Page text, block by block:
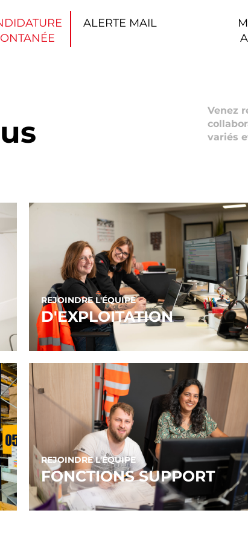
ALERTE MAIL
Venez
variés
REJOINDRE L'ÉQUIPE
D'EXPLOITATION
REJOINDRE L'ÉQUIPE
FONCTIONS SUPPORT
CONDUITE
HORS CONDUITE